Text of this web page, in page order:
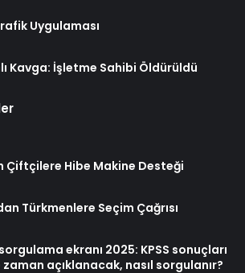
Uygulaması
Kavga: İşletme Sahibi Öldürüldü
Çiftçilere Hibe Makine Desteği
Türkmenlere Seçim Çağrısı
ekranı 2025: KPSS sonuçları
zaman açıklanacak, nasıl sorgulanır?